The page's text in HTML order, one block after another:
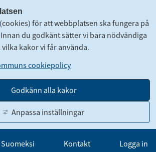
för att webbplatsen ska fungera på
du godkänt sätter vi bara nödvändiga
kakor vi får använda.
cookiepolicy
Godkänn alla kakor
Anpassa inställningar
Suomeksi Kontakt Logga in